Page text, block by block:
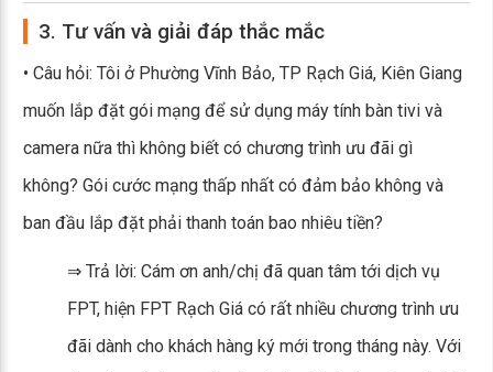
3. Tư vấn và giải đáp thắc mắc
• Câu hỏi: Tôi ở Phường Vĩnh Bảo, TP Rạch Giá, Kiên Giang
muốn lắp đặt gói mạng để sử dụng máy tính bàn tivi và
camera nữa thì không biết có chương trình ưu đãi gì
không? Gói cước mạng thấp nhất có đảm bảo không và
ban đầu lắp đặt phải thanh toán bao nhiêu tiền?
⇒ Trả lời: Cám ơn anh/chị đã quan tâm tới dịch vụ
FPT, hiện FPT Rạch Giá có rất nhiều chương trình ưu
đãi dành cho khách hàng ký mới trong tháng này. Với